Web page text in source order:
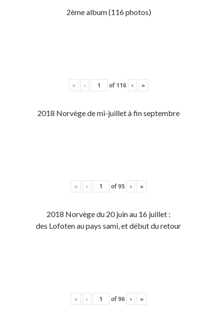
2ème album (116 photos)
« ‹ of 116 › »
2018 Norvège de mi-juillet à fin septembre
« ‹ of95 › »
2018 Norvège du 20 juin au 16 juillet :
des Lofoten au pays sami, et début du retour
« ‹ of96 › »